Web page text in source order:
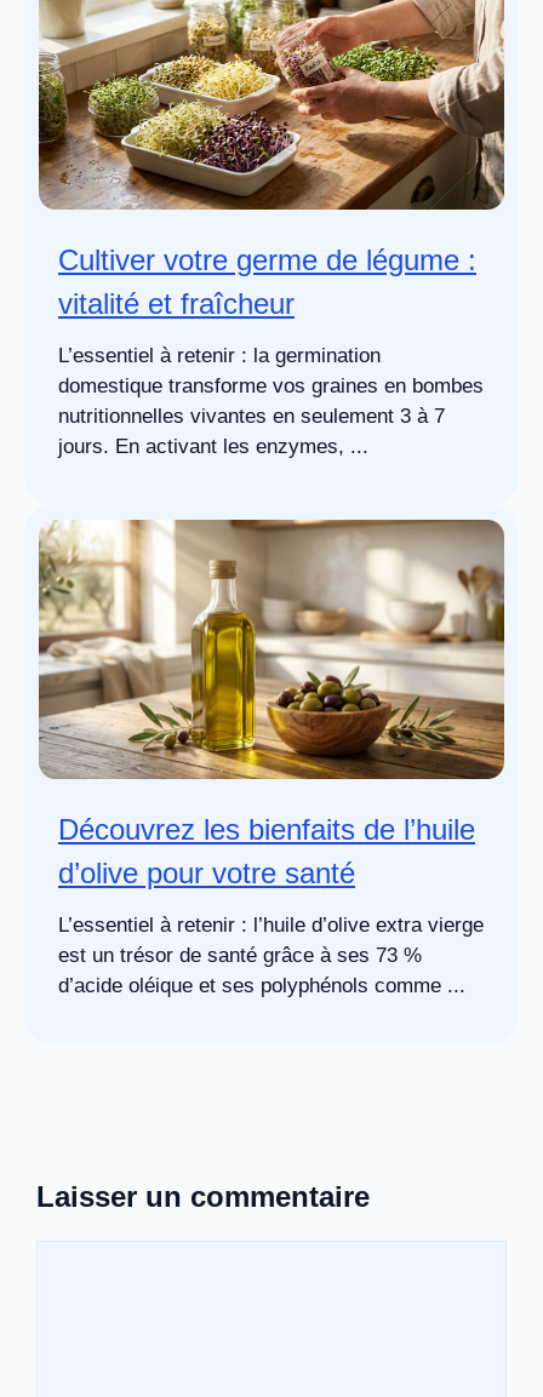
Cultiver votre germe de légume :
vitalité et fraîcheur
L’essentiel à retenir : la germination
domestique transforme vos graines en bombes
nutritionnelles vivantes en seulement 3 à 7
jours. En activant les enzymes, ...
Découvrez les bienfaits de l’huile
d’olive pour votre santé
L’essentiel à retenir : l’huile d’olive extra vierge
est un trésor de santé grâce à ses 73 %
d’acide oléique et ses polyphénols comme ...
Laisser un commentaire